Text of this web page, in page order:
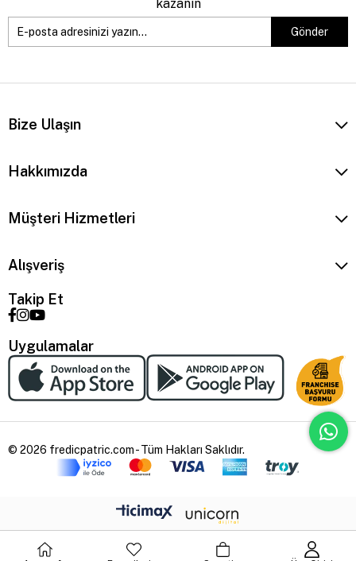
kazanın
Gönder
Bize Ulaşın
Hakkımızda
Müşteri Hizmetleri
Alışveriş
Takip Et
Uygulamalar
© 2026 fredicpatric.com - Tüm Hakları Saklıdır.